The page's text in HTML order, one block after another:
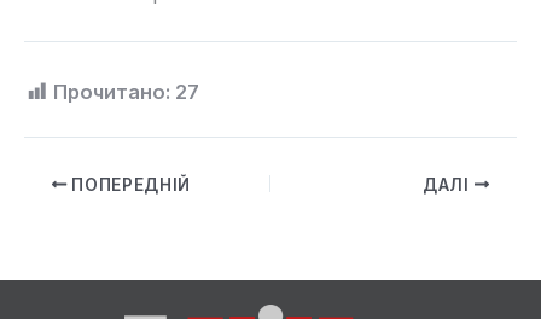
Прочитано: 27
ПОПЕРЕДНІЙ ДАЛІ